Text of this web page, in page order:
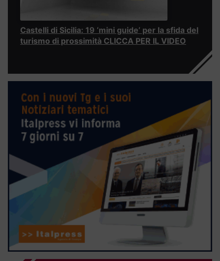
Castelli di Sicilia: 19 ‘mini guide’ per la sfida del
turismo di prossimità CLICCA PER IL VIDEO